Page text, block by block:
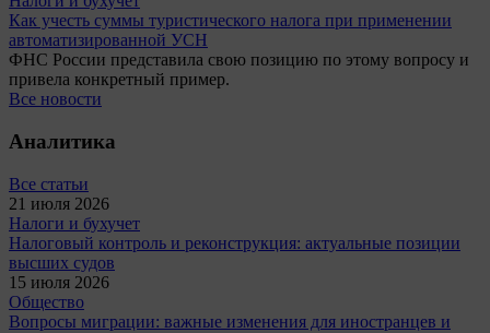
Как учесть суммы туристического налога при применении
автоматизированной УСН
ФНС России представила свою позицию по этому вопросу и
привела конкретный пример.
Все новости
Аналитика
Все статьи
21 июля 2026
Налоги и бухучет
Налоговый контроль и реконструкция: актуальные позиции
высших судов
15 июля 2026
Общество
Вопросы миграции: важные изменения для иностранцев и